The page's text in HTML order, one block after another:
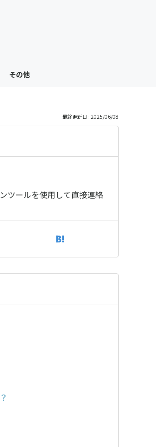
その他
最終更新日 : 2025/06/08
ツールを使用して直接連絡